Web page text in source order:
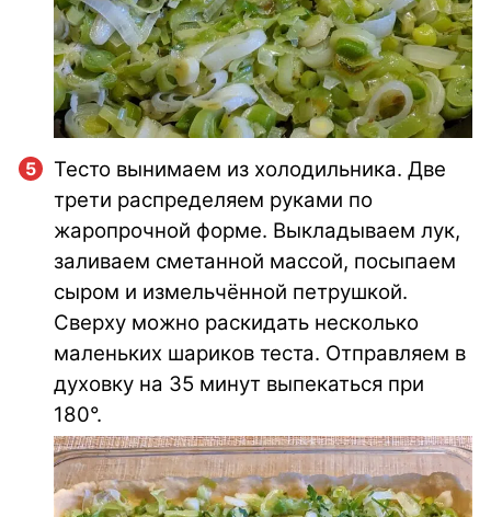
Тесто вынимаем из холодильника. Две
трети распределяем руками по
жаропрочной форме. Выкладываем лук,
заливаем сметанной массой, посыпаем
сыром и измельчённой петрушкой.
Сверху можно раскидать несколько
маленьких шариков теста. Отправляем в
духовку на 35 минут выпекаться при
180°.